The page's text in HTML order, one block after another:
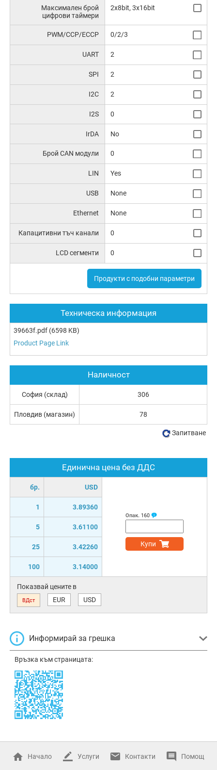
Максимален брой
цифрови таймери
2x8bit, 3x16bit
PWM/CCP/ECCP 0/2/3
UART 2
SPI 2
I2C 2
I2S 0
IrDA No
Брой CAN модули 0
LIN Yes
USB None
Ethernet None
Капацитивни тъч канали 0
LCD сегменти 0
Продукти с подобни параметри
Техническа информация
39663f.pdf (6598 KB)
Product Page Link
Единична цена без ДДС
бр. USD
1 3.89360
5 3.61100
25 3.42260
100 3.14000
Опак. 160
Купи
Показвай цените в
ВДст EUR USD
Информирай за грешка
Връзка към страницата:
Наличност
София (склад) 306
Пловдив (магазин) 78
Запитване
Начало Услуги Контакти Помощ